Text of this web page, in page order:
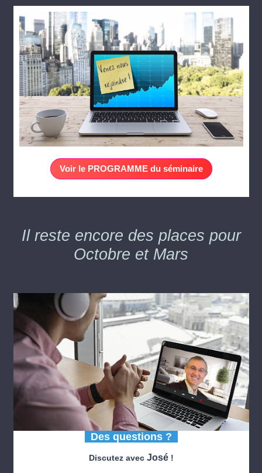
Voir le PROGRAMME du séminaire
Il reste encore des places pour
Octobre et Mars
Des questions ?
Discutez avec José !